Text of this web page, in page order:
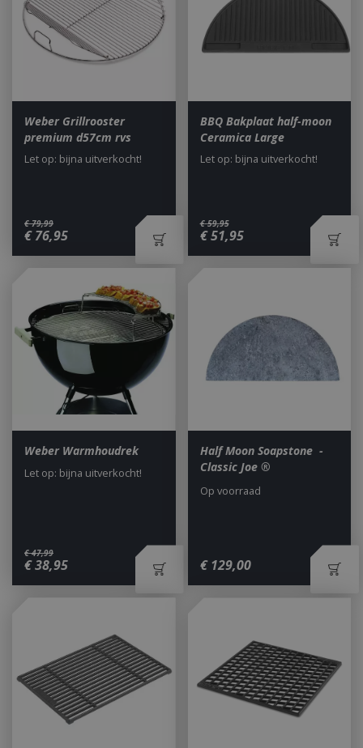
Weber Grillrooster
premium d57cm rvs
€ 79,99
€ 76,95
Let op: bijna uitverkocht!
BBQ Bakplaat half-moon
Ceramica Large
€ 59,95
€ 51,95
Let op: bijna uitverkocht!
Weber Warmhoudrek
€ 47,99
€38,95
Let op: bijna uitverkocht!
Half Moon Soapstone -
Classic Joe ®
€ 129,00
Op voorraad